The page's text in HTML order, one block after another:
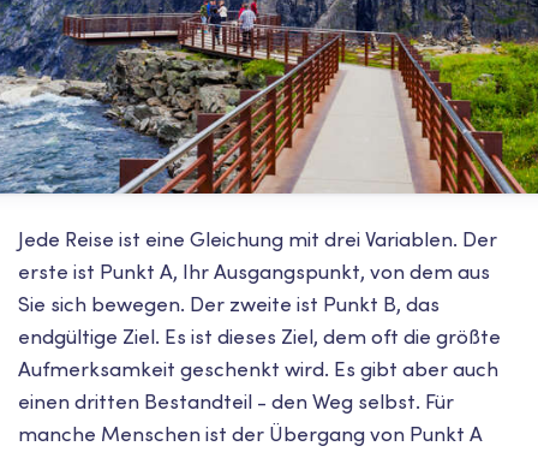
Jede Reise ist eine Gleichung mit drei Variablen. Der
erste ist Punkt A, Ihr Ausgangspunkt, von dem aus
Sie sich bewegen. Der zweite ist Punkt B, das
endgültige Ziel. Es ist dieses Ziel, dem oft die größte
Aufmerksamkeit geschenkt wird. Es gibt aber auch
einen dritten Bestandteil - den Weg selbst. Für
manche Menschen ist der Übergang von Punkt A